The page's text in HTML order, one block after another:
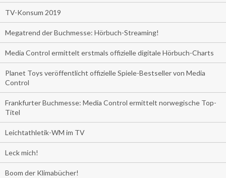
TV-Konsum 2019
Megatrend der Buchmesse: Hörbuch-Streaming!
Media Control ermittelt erstmals offizielle digitale Hörbuch-Charts
Planet Toys veröffentlicht offizielle Spiele-Bestseller von Media
Control
Frankfurter Buchmesse: Media Control ermittelt norwegische Top-
Titel
Leichtathletik-WM im TV
Leck mich!
Boom der Klimabücher!